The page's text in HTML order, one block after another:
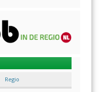
Regio